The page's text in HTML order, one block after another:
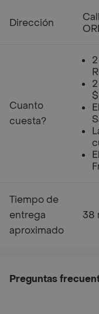
Dirección
Cuanto
cuesta?
Tiempo de
entrega
aproximado
38
Preguntas